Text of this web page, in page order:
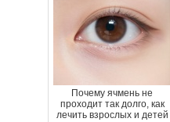
Почему ячмень не
проходит так долго, как
лечить взрослых и детей